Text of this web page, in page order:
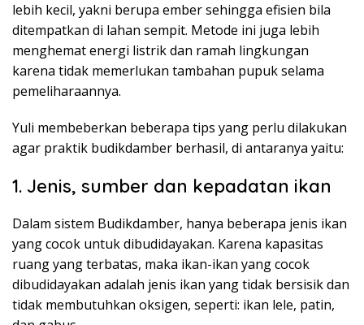
lebih kecil, yakni berupa ember sehingga efisien bila
ditempatkan di lahan sempit. Metode ini juga lebih
menghemat energi listrik dan ramah lingkungan
karena tidak memerlukan tambahan pupuk selama
pemeliharaannya.
Yuli membeberkan beberapa tips yang perlu dilakukan
agar praktik budikdamber berhasil, di antaranya yaitu:
1. Jenis, sumber dan kepadatan ikan
Dalam sistem Budikdamber, hanya beberapa jenis ikan
yang cocok untuk dibudidayakan. Karena kapasitas
ruang yang terbatas, maka ikan-ikan yang cocok
dibudidayakan adalah jenis ikan yang tidak bersisik dan
tidak membutuhkan oksigen, seperti: ikan lele, patin,